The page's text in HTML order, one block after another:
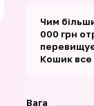
Чим
000 грн
Кошик все
Вага